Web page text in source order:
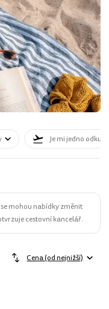
Je mi jedno odkud
mohou nabídky změnit
cestovní kancelář.
Cena (od nejnižší)